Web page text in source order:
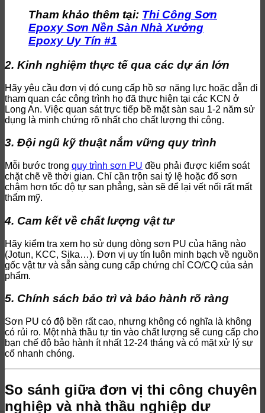
Tham khảo thêm tại: Thi Công Sơn
Epoxy Sơn Nền Sàn Nhà Xưởng
Epoxy Uy Tín #1
2. Kinh nghiệm thực tế qua các dự án lớn
Hãy yêu cầu đơn vị đó cung cấp hồ sơ năng lực hoặc dẫn đi
tham quan các công trình họ đã thực hiện tại các KCN ở
Long An. Việc quan sát trực tiếp bề mặt sàn sau 1-2 năm sử
dụng là minh chứng rõ nhất cho chất lượng thi công.
3. Đội ngũ kỹ thuật nắm vững quy trình
Mỗi bước trong quy trình sơn PU đều phải được kiểm soát
chặt chẽ về thời gian. Chỉ cần trộn sai tỷ lệ hoặc đổ sơn
chậm hơn tốc độ tự san phẳng, sàn sẽ để lại vết nối rất mất
thẩm mỹ.
4. Cam kết về chất lượng vật tư
Hãy kiểm tra xem họ sử dụng dòng sơn PU của hãng nào
(Jotun, KCC, Sika…). Đơn vị uy tín luôn minh bạch về nguồn
gốc vật tư và sẵn sàng cung cấp chứng chỉ CO/CQ của sản
phẩm.
5. Chính sách bảo trì và bảo hành rõ ràng
Sơn PU có độ bền rất cao, nhưng không có nghĩa là không
có rủi ro. Một nhà thầu tự tin vào chất lượng sẽ cung cấp cho
bạn chế độ bảo hành ít nhất 12-24 tháng và có mặt xử lý sự
cố nhanh chóng.
So sánh giữa đơn vị thi công chuyên
nghiệp và nhà thầu nghiệp dư